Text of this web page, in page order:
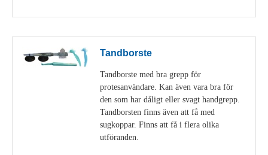
Tandborste
Tandborste med bra grepp för
protesanvändare. Kan även vara bra för
den som har dåligt eller svagt handgrepp.
Tandborsten finns även att få med
sugkoppar. Finns att få i flera olika
utföranden.